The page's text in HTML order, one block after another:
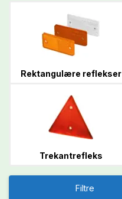
Rektangulære reflekser
Trekantrefleks
Filtre